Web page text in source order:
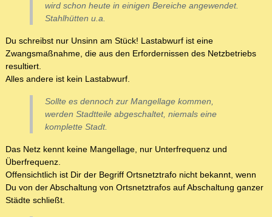
wird schon heute in einigen Bereiche angewendet.
Stahlhütten u.a.
Du schreibst nur Unsinn am Stück! Lastabwurf ist eine
Zwangsmaßnahme, die aus den Erfordernissen des Netzbetriebs
resultiert.
Alles andere ist kein Lastabwurf.
Sollte es dennoch zur Mangellage kommen,
werden Stadtteile abgeschaltet, niemals eine
komplette Stadt.
Das Netz kennt keine Mangellage, nur Unterfrequenz und
Überfrequenz.
Offensichtlich ist Dir der Begriff Ortsnetztrafo nicht bekannt, wenn
Du von der Abschaltung von Ortsnetztrafos auf Abschaltung ganzer
Städte schließt.